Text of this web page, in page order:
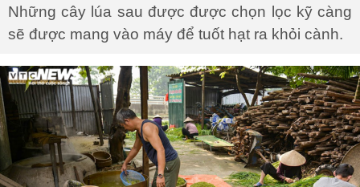
Những cây lúa sau được được chọn lọc kỹ càng
sẽ được mang vào máy để tuốt hạt ra khỏi cành.